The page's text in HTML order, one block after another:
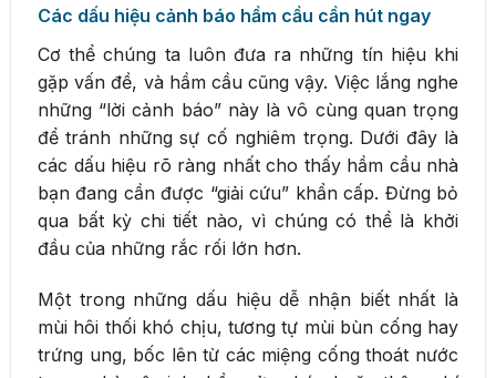
Các dấu hiệu cảnh báo hầm cầu cần hút ngay
Cơ thể chúng ta luôn đưa ra những tín hiệu khi
gặp vấn đề, và hầm cầu cũng vậy. Việc lắng nghe
những “lời cảnh báo” này là vô cùng quan trọng
để tránh những sự cố nghiêm trọng. Dưới đây là
các dấu hiệu rõ ràng nhất cho thấy hầm cầu nhà
bạn đang cần được “giải cứu” khẩn cấp. Đừng bỏ
qua bất kỳ chi tiết nào, vì chúng có thể là khởi
đầu của những rắc rối lớn hơn.
Một trong những dấu hiệu dễ nhận biết nhất là
mùi hôi thối khó chịu, tương tự mùi bùn cống hay
trứng ung, bốc lên từ các miệng cống thoát nước